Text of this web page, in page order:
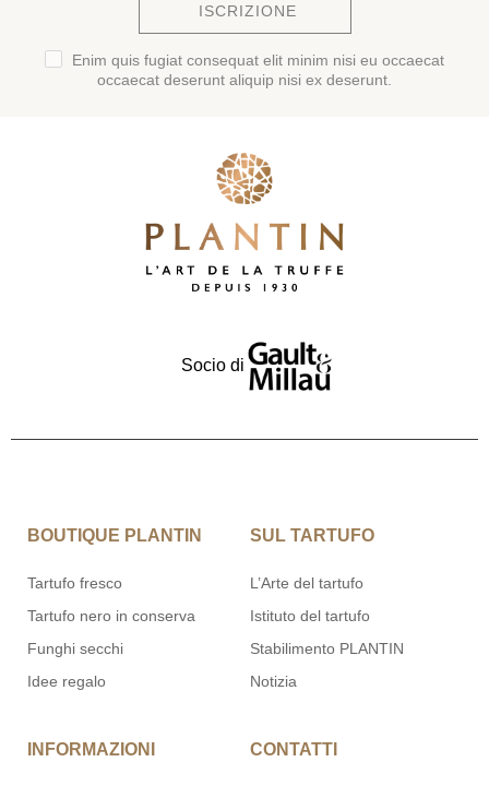
ISCRIZIONE
Enim quis fugiat consequat elit minim nisi eu occaecat
occaecat deserunt aliquip nisi ex deserunt.
Socio di
BOUTIQUE PLANTIN
Tartufo fresco
Tartufo nero in conserva
Funghi secchi
Idee regalo
SUL TARTUFO
L’Arte del tartufo
Istituto del tartufo
Stabilimento PLANTIN
Notizia
INFORMAZIONI CONTATTI